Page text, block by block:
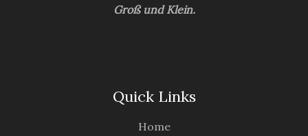
Groß und Klein.
Quick Links
Home